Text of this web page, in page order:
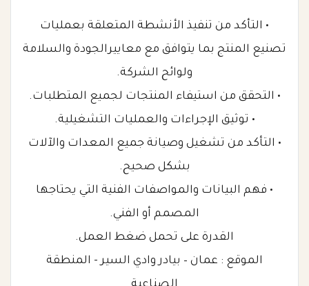
• التأكد من تنفيذ الأنشطة المتعلقة بعمليات
تصنيع المنتج بما يتوافق مع معاييرالجودة والسلامة
ولوائح الشركة.
• التحقق من استيفاء المنتجات لجميع المتطلبات.
• توثيق الإجراءات والعمليات التشغيلية.
• التأكد من تشغيل وصيانة جميع المعدات والآلات
بشكل صحيح.
• فهم البيانات والمواصفات الفنية التي يحتاجها
المصمم أو الفني.
القدرة على تحمل ضغط العمل.
الموقع : عمان – بيادر وادي السير - المنطقة